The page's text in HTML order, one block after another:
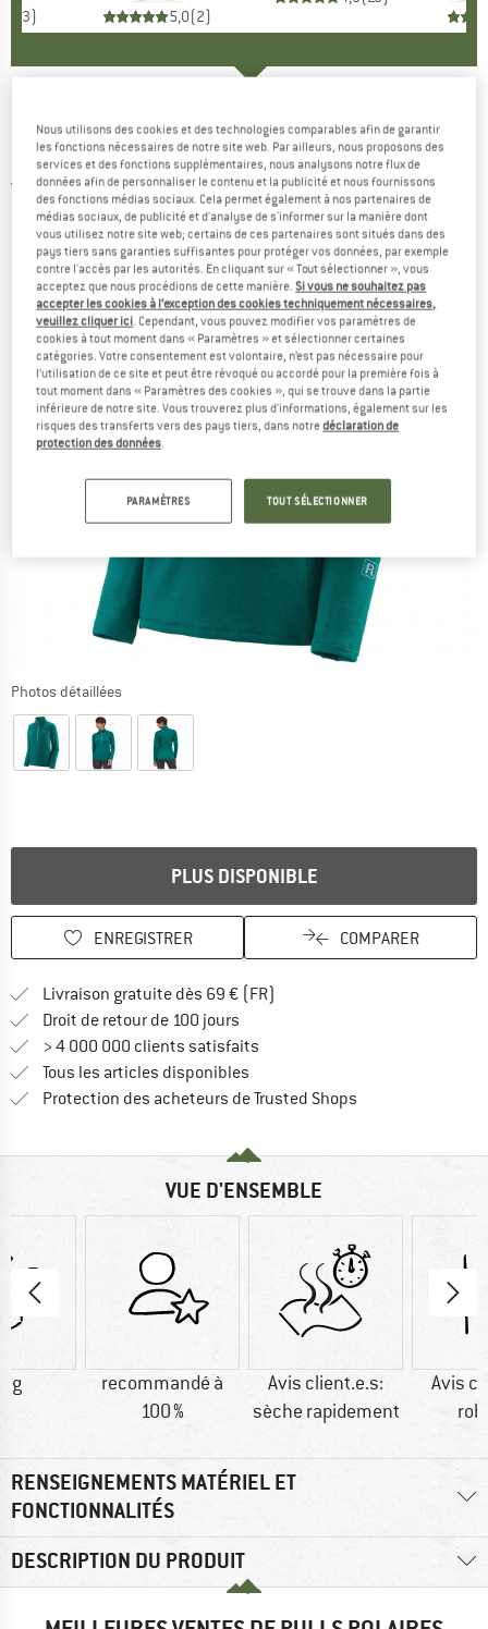
3) 5,0(2)
PATAGONIA
Women's R1 Daily Zip Neck -
Pull polaire
5,0(1)
Photos détaillées
PLUS DISPONIBLE
ENREGISTRER COMPARER
Livraison gratuite dès 69 € (FR)
Droit de retour de 100 jours
> 4 000 000 clients satisfaits
Tous les articles disponibles
Protection des acheteurs de Trusted Shops
VUE D'ENSEMBLE
g
recommandé à
100 %
Avis client.e.s:
sèche rapidement
Avis
RENSEIGNEMENTS MATÉRIEL ET
FONCTIONNALITÉS
DESCRIPTION DU PRODUIT
Nous utilisons des cookies et des technologies comparables afin de garantir
les fonctions nécessaires de notre site web. Par ailleurs, nous proposons des
services et des fonctions supplémentaires, nous analysons notre flux de
données afin de personnaliser le contenu et la publicité et nous fournissons
des fonctions médias sociaux. Cela permet également à nos partenaires de
médias sociaux, de publicité et d'analyse de s'informer sur la manière dont
vous utilisez notre site web; certains de ces partenaires sont situés dans des
pays tiers sans garanties suffisantes pour protéger vos données, par exemple
contre l'accès par les autorités. En cliquant sur « Tout sélectionner », vous
acceptez que nous procédions de cette manière.Si vous ne souhaitez pas
accepter les cookies à l’exception des cookies techniquement nécessaires,
veuillez cliquer ici. Cependant, vous pouvez modifier vos paramètres de
cookies à tout moment dans « Paramètres » et sélectionner certaines
catégories. Votre consentement est volontaire, n’est pas nécessaire pour
l’utilisation de ce site et peut être révoqué ou accordé pour la première fois à
tout moment dans « Paramètres des cookies », qui se trouve dans la partie
inférieure de notre site. Vous trouverez plus d'informations, également sur les
risques des transferts vers des pays tiers, dans notredéclaration de
protection des données.
PARAMÈTRES TOUT SÉLECTIONNER